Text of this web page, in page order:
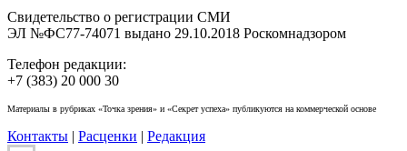
Свидетельство о регистрации СМИ
ЭЛ №ФС77-74071 выдано 29.10.2018 Роскомнадзором
Телефон редакции:
+7 (383) 20 000 30
Материалы в рубриках «Точка зрения» и «Секрет успеха» публикуются на коммерческой основе
Контакты | Расценки | Редакция